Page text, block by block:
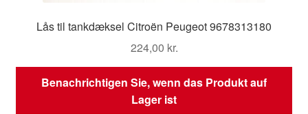
Lås til tankdæksel Citroën Peugeot 9678313180
224,00 kr.
Benachrichtigen Sie, wenn das Produkt auf
Lager ist